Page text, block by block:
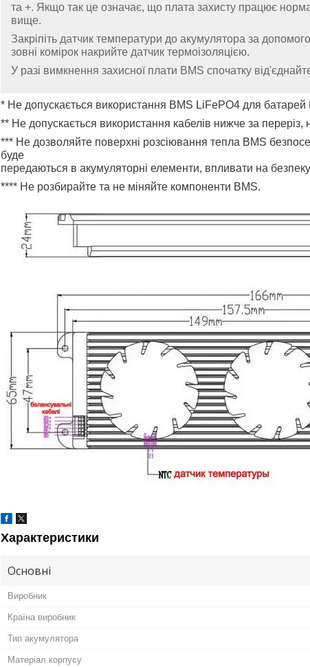
та +. Якщо так це означає, що плата захисту працює
вище.
Закріпіть датчик температури до акумулятора за
зовні комірок накрийте датчик термоізоляцією.
У разі вимкнення захисної плати BMS спочатку
* Не допускається використання BMS LiFePO4 для батарей
** Не допускається використання кабелів нижче за переріз,
*** Не дозволяйте поверхні розсіювання тепла BMS
буде
передаються в акумуляторні елементи, впливати на
**** Не розбирайте та не міняйте компоненти BMS.
Характеристики
Основні
Виробник
Країна виробник
Тип акумулятора
Матеріал корпусу